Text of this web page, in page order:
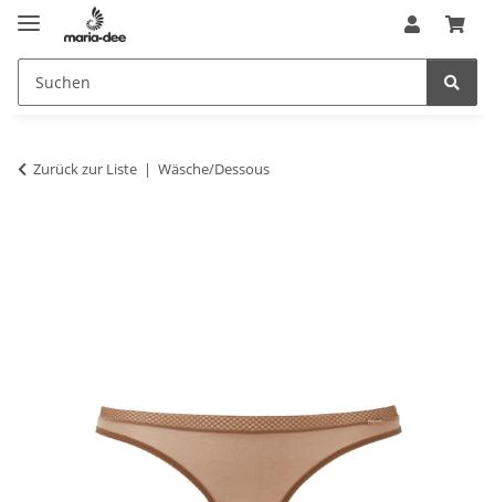
Zurück zur Liste Wäsche/Dessous